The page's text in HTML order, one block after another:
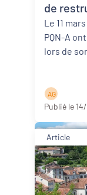
de
Le 11
PQN-A
lors de
A G
Publié le
Article